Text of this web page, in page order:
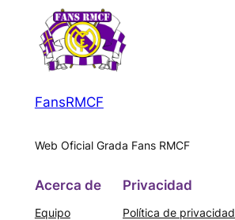
FansRMCF
Web Oficial Grada Fans RMCF
Acerca de
Equipo
Privacidad
Política de privacidad